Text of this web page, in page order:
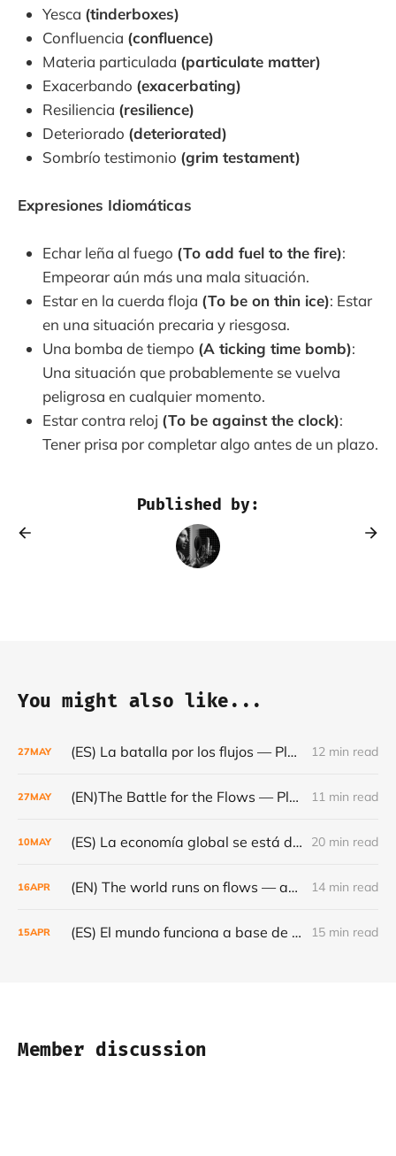
Yesca (tinderboxes)
Confluencia (confluence)
Materia particulada (particulate matter)
Exacerbando (exacerbating)
Resiliencia (resilience)
Deteriorado (deteriorated)
Sombrío testimonio (grim testament)
Expresiones Idiomáticas
Echar leña al fuego (To add fuel to the fire):
Empeorar aún más una mala situación.
Estar en la cuerda floja (To be on thin ice): Estar
en una situación precaria y riesgosa.
Una bomba de tiempo (A ticking time bomb):
Una situación que probablemente se vuelva
peligrosa en cualquier momento.
Estar contra reloj (To be against the clock):
Tener prisa por completar algo antes de un plazo.
Published by:
You might also like...
27MAY (ES) La batalla por los flujos — Plataformas, minerales y el frágil orden mundial - Café con Leche — Episodio #24 12 min read
27MAY (EN)The Battle for the Flows — Platforms, Minerals and the Fragile World Order - Café con Leche #Episode 24 11 min read
10MAY (ES) La economía global se está dando la vuelta- Café con Leche #Episodio 23 20 min read
16APR (EN) The world runs on flows — and they are becoming increasingly fragile - Café con Leche #Episode 22 14 min read
15APR (ES) El mundo funciona a base de flujos — y cada vez son más frágiles - Café con Leche #Episodio 22 15 min read
Member discussion